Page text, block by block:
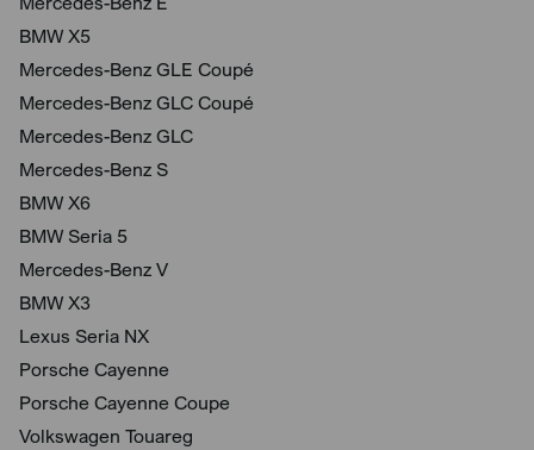
BMW X5
Mercedes-Benz GLE Coupé
Mercedes-Benz GLC Coupé
Mercedes-Benz GLC
Mercedes-Benz S
BMW X6
BMW Seria 5
Mercedes-Benz V
BMW X3
Lexus Seria NX
Porsche Cayenne
Porsche Cayenne Coupe
Volkswagen Touareg